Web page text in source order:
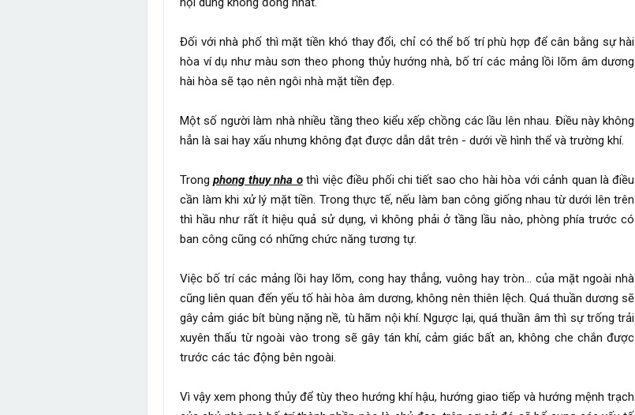
Đối với nhà phố thì mặt tiền khó thay đổi, chỉ có thể bố trí phù hợp để cân bằng sự hài
hòa ví dụ như màu sơn theo phong thủy hướng nhà, bố trí các mảng lồi lõm âm dương
hài hòa sẽ tạo nên ngôi nhà mặt tiền đẹp.
Một số người làm nhà nhiều tầng theo kiểu xếp chồng các lầu lên nhau. Điều này không
hẳn là sai hay xấu nhưng không đạt được dẫn dắt trên - dưới về hình thể và trường khí.
Trongphong thuy nha othì việc điều phối chi tiết sao cho hài hòa với cảnh quan là điều
cần làm khi xử lý mặt tiền. Trong thực tế, nếu làm ban công giống nhau từ dưới lên trên
thì hầu như rất ít hiệu quả sử dụng, vì không phải ở tầng lầu nào, phòng phía trước có
ban công cũng có những chức năng tương tự.
Việc bố trí các mảng lồi hay lõm, cong hay thẳng, vuông hay tròn… của mặt ngoài nhà
cũng liên quan đến yếu tố hài hòa âm dương, không nên thiên lệch. Quá thuần dương sẽ
gây cảm giác bít bùng nặng nề, tù hãm nội khí. Ngược lại, quá thuần âm thì sự trống trải
xuyên thấu từ ngoài vào trong sẽ gây tán khí, cảm giác bất an, không che chắn được
trước các tác động bên ngoài.
Vì vậy xem phong thủy để tùy theo hướng khí hậu, hướng giao tiếp và hướng mệnh trạch